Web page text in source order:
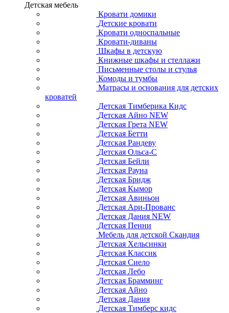
Детская мебель
Кровати домики
Детские кровати
Кровати односпальные
Кровати-диваны
Шкафы в детскую
Книжные шкафы и стеллажи
Письменные столы и стулья
Комоды и тумбы
Матрасы и основания для детских
кроватей
Детская Тимберика Кидс
Детская Айно NEW
Детская Грета NEW
Детская Бетти
Детская Рандеву
Детская Ольса-С
Детская Бейли
Детская Рауна
Детская Бридж
Детская Кымор
Детская Авиньон
Детская Ари-Прованс
Детская Дания NEW
Детская Пенни
Мебель для детской Скандия
Детская Хельсинки
Детская Классик
Детская Сиело
Детская Лебо
Детская Брамминг
Детская Айно
Детская Дания
Детская Тимберс кидс